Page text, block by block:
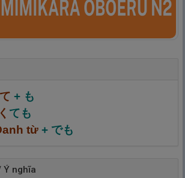
+ も
ても
từ + でも
Ý nghĩa